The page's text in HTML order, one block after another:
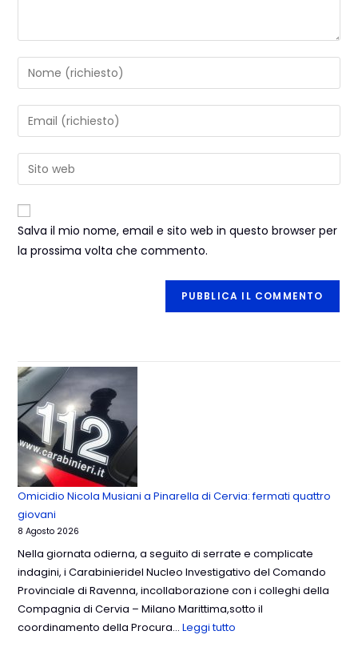
Salva il mio nome, email e sito web in questo browser per
la prossima volta che commento.
Omicidio Nicola Musiani a Pinarella di Cervia: fermati quattro
giovani
8 Agosto 2026
Nella giornata odierna, a seguito di serrate e complicate
indagini, i Carabinieridel Nucleo Investigativo del Comando
Provinciale di Ravenna, incollaborazione con i colleghi della
Compagnia di Cervia – Milano Marittima,sotto il
coordinamento della Procura…Leggi tutto